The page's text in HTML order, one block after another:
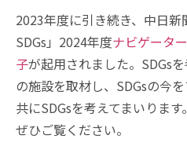
2023年度に引き続き、中日
SDGs」2024年度ナビゲーター
子が起用されました。SDGs
の施設を取材し、SDGsの今
共にSDGsを考えてまいります
ぜひご覧ください。